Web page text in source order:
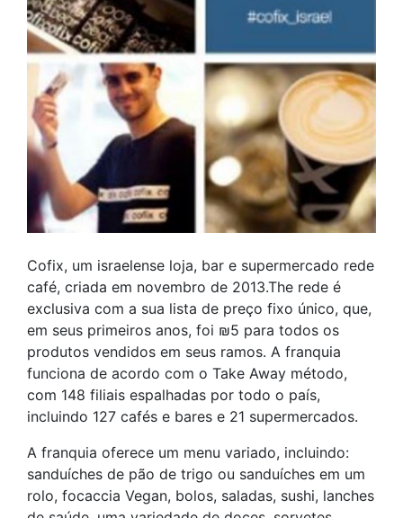
Cofix, um israelense loja, bar e supermercado rede
café, criada em novembro de 2013.The rede é
exclusiva com a sua lista de preço fixo único, que,
em seus primeiros anos, foi ₪5 para todos os
produtos vendidos em seus ramos. A franquia
funciona de acordo com o Take Away método,
com 148 filiais espalhadas por todo o país,
incluindo 127 cafés e bares e 21 supermercados.
A franquia oferece um menu variado, incluindo:
sanduíches de pão de trigo ou sanduíches em um
rolo, focaccia Vegan, bolos, saladas, sushi, lanches